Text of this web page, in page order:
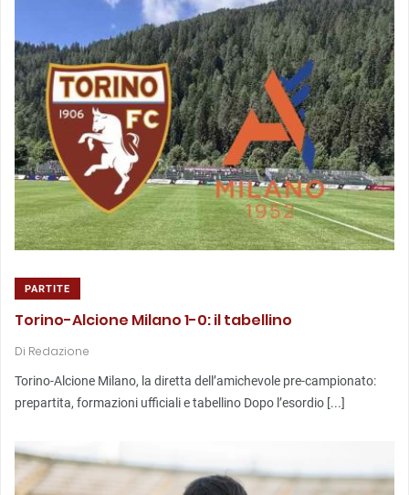
PARTITE
Torino-Alcione Milano 1-0: il tabellino
Di Redazione
Torino-Alcione Milano, la diretta dell’amichevole pre-campionato:
prepartita, formazioni ufficiali e tabellino Dopo l’esordio [...]